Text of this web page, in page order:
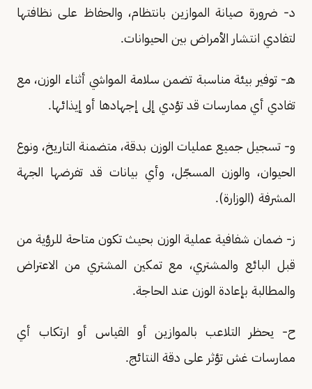
د- ضرورة صيانة الموازين بانتظام، والحفاظ على نظافتها
لتفادي انتشار الأمراض بين الحيوانات.
هـ- توفير بيئة مناسبة تضمن سلامة المواشي أثناء الوزن، مع
تفادي أي ممارسات قد تؤدي إلى إجهادها أو إيذائها.
و- تسجيل جميع عمليات الوزن بدقة، متضمنة التاريخ، ونوع
الحيوان، والوزن المسجّل، وأي بيانات قد تفرضها الجهة
المشرفة (الوزارة).
ز- ضمان شفافية عملية الوزن بحيث تكون متاحة للرؤية من
قبل البائع والمشتري، مع تمكين المشتري من الاعتراض
والمطالبة بإعادة الوزن عند الحاجة.
ح- يحظر التلاعب بالموازين أو القياس أو ارتكاب أي
ممارسات غش تؤثر على دقة النتائج.